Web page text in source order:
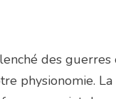
des
physionomie.